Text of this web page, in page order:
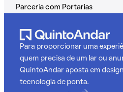
Parceria com Portarias
Para proporcionar uma
quem precisa de um lar ou
QuintoAndar aposta em
tecnologia de ponta.